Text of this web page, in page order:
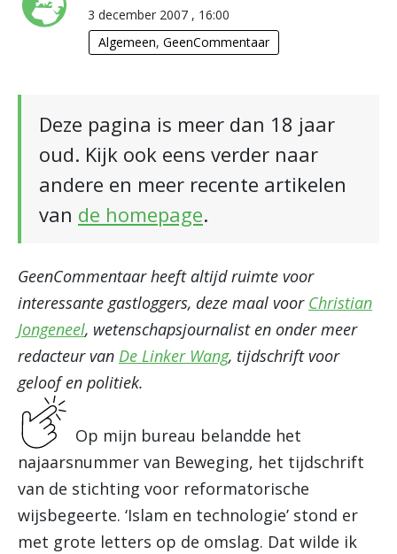
3 december 2007 , 16:00
Algemeen, GeenCommentaar
Deze pagina is meer dan 18 jaar
oud. Kijk ook eens verder naar
andere en meer recente artikelen
van de homepage.
GeenCommentaar heeft altijd ruimte voor
interessante gastloggers, deze maal voor Christian
Jongeneel, wetenschapsjournalist en onder meer
redacteur van De Linker Wang, tijdschrift voor
geloof en politiek.
Op mijn bureau belandde het
najaarsnummer van Beweging, het tijdschrift
van de stichting voor reformatorische
wijsbegeerte. ‘Islam en technologie’ stond er
met grote letters op de omslag. Dat wilde ik